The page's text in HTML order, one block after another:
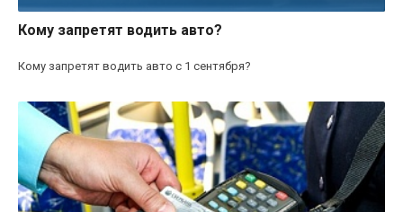
Кому запретят водить авто?
Кому запретят водить авто с 1 сентября?